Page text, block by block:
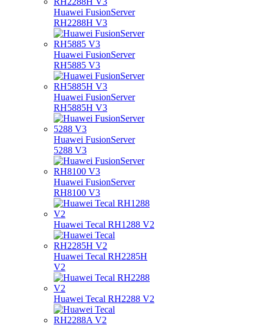
Huawei FusionServer
RH2288H V3
Huawei FusionServer
RH5885 V3
Huawei FusionServer
RH5885H V3
Huawei FusionServer
5288 V3
Huawei FusionServer
RH8100 V3
Huawei Tecal RH1288 V2
Huawei Tecal RH2285H
V2
Huawei Tecal RH2288 V2